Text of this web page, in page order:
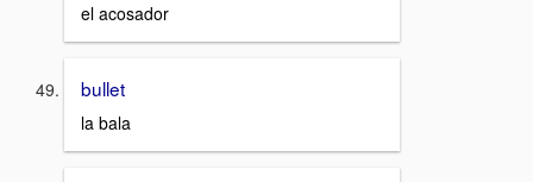
el acosador
bullet
la bala